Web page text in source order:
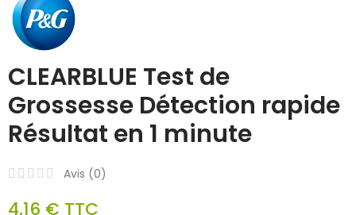
CLEARBLUE Test de
Grossesse Détection rapide
Résultat en 1 minute
Avis (0)
4,16 € TTC